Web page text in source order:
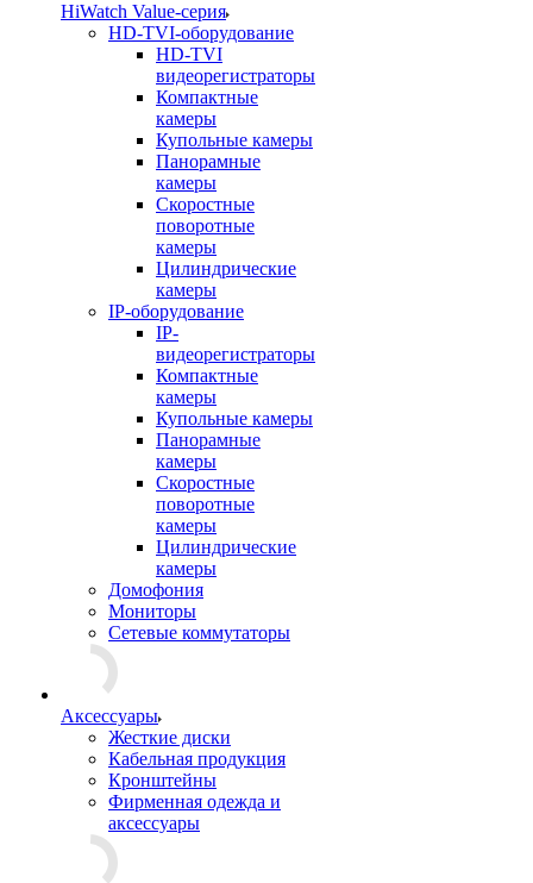
HiWatch Value-серия
HD-TVI-оборудование
HD-TVI
видеорегистраторы
Компактные
камеры
Купольные камеры
Панорамные
камеры
Скоростные
поворотные
камеры
Цилиндрические
камеры
IP-оборудование
IP-
видеорегистраторы
Компактные
камеры
Купольные камеры
Панорамные
камеры
Скоростные
поворотные
камеры
Цилиндрические
камеры
Домофония
Мониторы
Сетевые коммутаторы
Аксессуары
Жесткие диски
Кабельная продукция
Кронштейны
Фирменная одежда и
аксессуары